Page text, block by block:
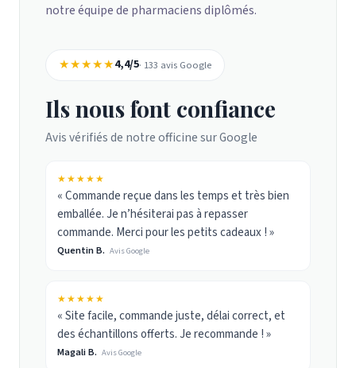
notre équipe de pharmaciens diplômés.
★★★★★4,4/5· 133 avis Google
Ils nous font confiance
Avis vérifiés de notre officine sur Google
★★★★★
« Commande reçue dans les temps et très bien
emballée. Je n’hésiterai pas à repasser
commande. Merci pour les petits cadeaux ! »
Quentin B. Avis Google
★★★★★
« Site facile, commande juste, délai correct, et
des échantillons offerts. Je recommande ! »
Magali B. Avis Google